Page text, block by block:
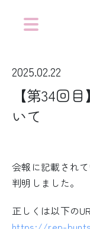
2025.02.22
【第34回
いて
会報に記載され
判明しました。
正しくは以下の